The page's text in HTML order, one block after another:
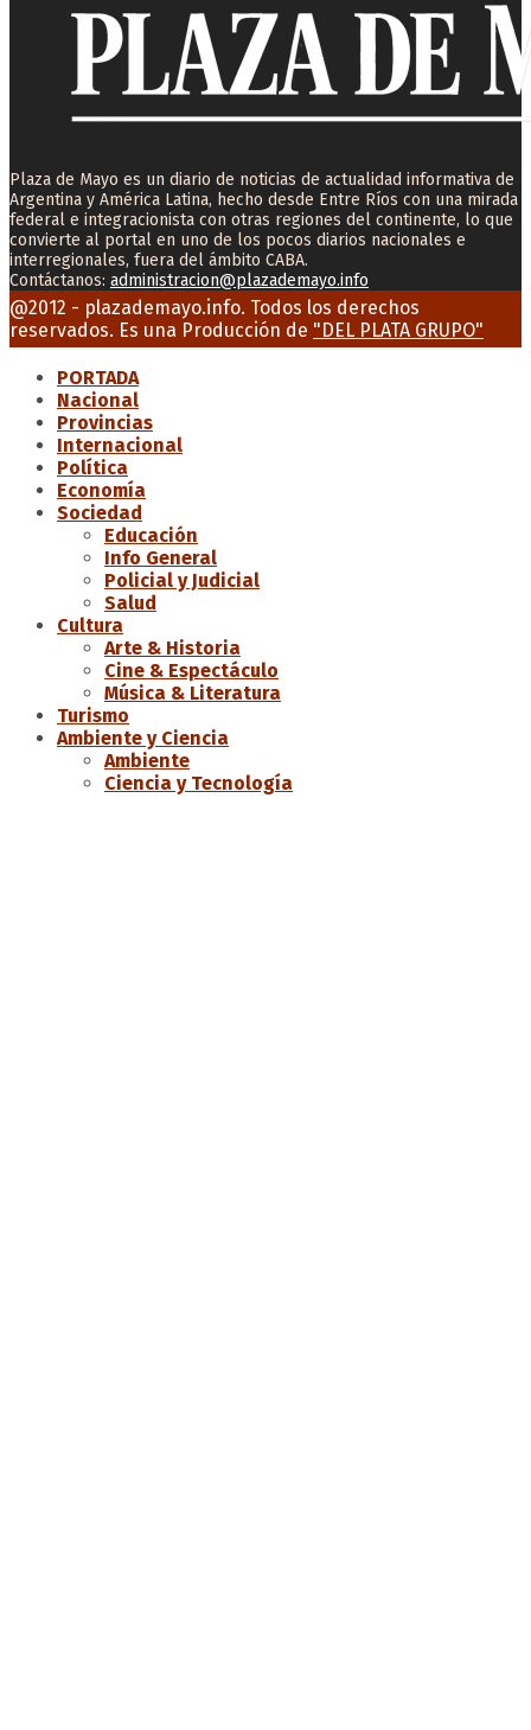
Plaza de Mayo es un diario de noticias de actualidad informativa de
Argentina y América Latina, hecho desde Entre Ríos con una mirada
federal e integracionista con otras regiones del continente, lo que
convierte al portal en uno de los pocos diarios nacionales e
interregionales, fuera del ámbito CABA.
Contáctanos: administracion@plazademayo.info
Facebook
Twitter
Instagram
Youtube
Email
@2012 - plazademayo.info. Todos los derechos
reservados. Es una Producción de "DEL PLATA GRUPO"
PORTADA
Nacional
Provincias
Internacional
Política
Economía
Sociedad
Educación
Info General
Policial y Judicial
Salud
Cultura
Arte & Historia
Cine & Espectáculo
Música & Literatura
Turismo
Ambiente y Ciencia
Ambiente
Ciencia y Tecnología